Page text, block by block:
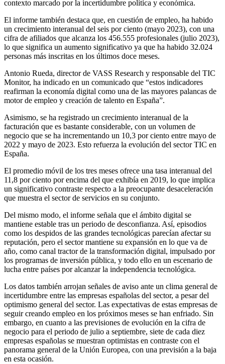
contexto marcado por la incertidumbre política y económica.
El informe también destaca que, en cuestión de empleo, ha habido
un crecimiento interanual del seis por ciento (mayo 2023), con una
cifra de afiliados que alcanza los 456.555 profesionales (julio 2023),
lo que significa un aumento significativo ya que ha habido 32.024
personas más inscritas en los últimos doce meses.
Antonio Rueda, director de VASS Research y responsable del TIC
Monitor, ha indicado en un comunicado que “estos indicadores
reafirman la economía digital como una de las mayores palancas de
motor de empleo y creación de talento en España”.
Asimismo, se ha registrado un crecimiento interanual de la
facturación que es bastante considerable, con un volumen de
negocio que se ha incrementando un 10,3 por ciento entre mayo de
2022 y mayo de 2023. Esto refuerza la evolución del sector TIC en
España.
El promedio móvil de los tres meses ofrece una tasa interanual del
11,8 por ciento por encima del que exhibía en 2019, lo que implica
un significativo contraste respecto a la preocupante desaceleración
que muestra el sector de servicios en su conjunto.
Del mismo modo, el informe señala que el ámbito digital se
mantiene estable tras un periodo de desconfianza. Así, episodios
como los despidos de las grandes tecnológicas parecían afectar su
reputación, pero el sector mantiene su expansión en lo que va de
año, como canal tractor de la transformación digital, impulsado por
los programas de inversión pública, y todo ello en un escenario de
lucha entre países por alcanzar la independencia tecnológica.
Los datos también arrojan señales de aviso ante un clima general de
incertidumbre entre las empresas españolas del sector, a pesar del
optimismo general del sector. Las expectativas de estas empresas de
seguir creando empleo en los próximos meses se han enfriado. Sin
embargo, en cuanto a las previsiones de evolución en la cifra de
negocio para el periodo de julio a septiembre, siete de cada diez
empresas españolas se muestran optimistas en contraste con el
panorama general de la Unión Europea, con una previsión a la baja
en esta ocasión.